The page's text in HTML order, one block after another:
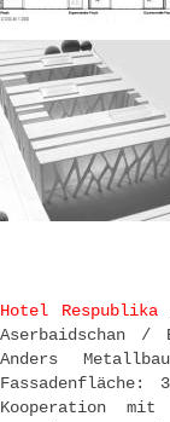
Hotel Respublika/
Aserbaidschan /
Anders
Kooperation